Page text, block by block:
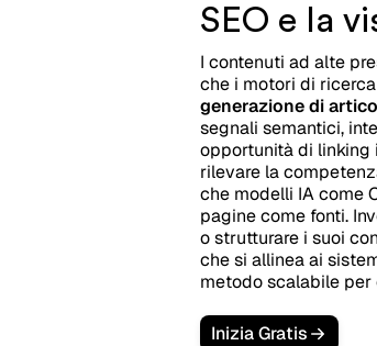
SEO e la
I contenuti ad alte
che i motori di
generazione di
segnali semantici,
opportunità di linking
rilevare la
che modelli IA come
pagine come fonti.
o strutturare i suoi
che si allinea ai
metodo scalabile
Inizia Gratis